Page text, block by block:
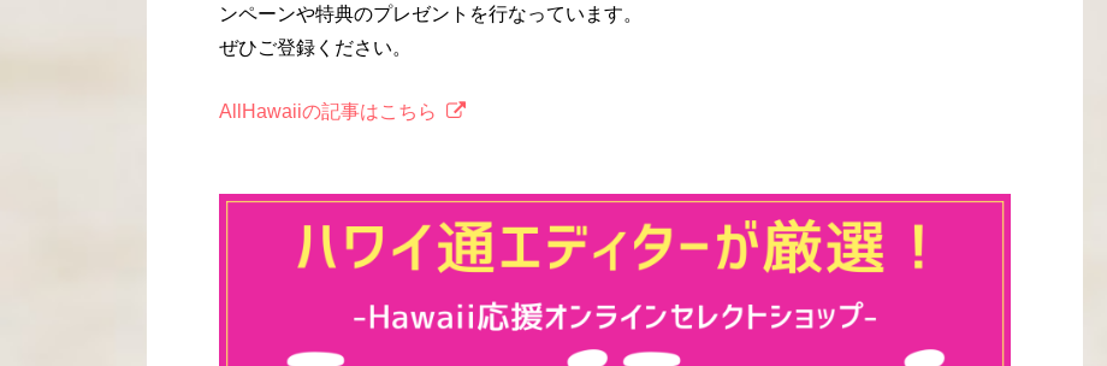
ンペーンや特典のプレゼントを行なっています。
ぜひご登録ください。
AllHawaiiの記事はこちら